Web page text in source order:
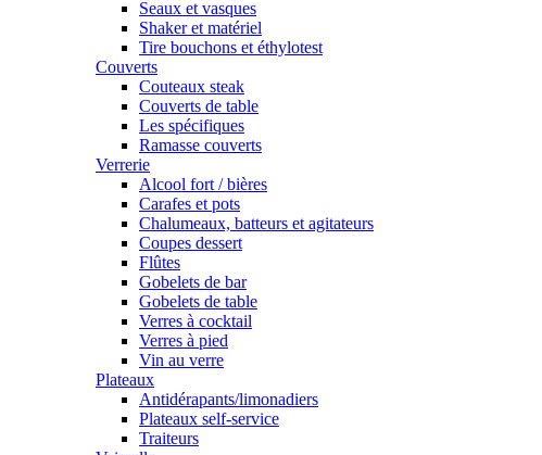
Seaux et vasques
Shaker et matériel
Tire bouchons et éthylotest
Couverts
Couteaux steak
Couverts de table
Les spécifiques
Ramasse couverts
Verrerie
Alcool fort / bières
Carafes et pots
Chalumeaux, batteurs et agitateurs
Coupes dessert
Flûtes
Gobelets de bar
Gobelets de table
Verres à cocktail
Verres à pied
Vin au verre
Plateaux
Antidérapants/limonadiers
Plateaux self-service
Traiteurs